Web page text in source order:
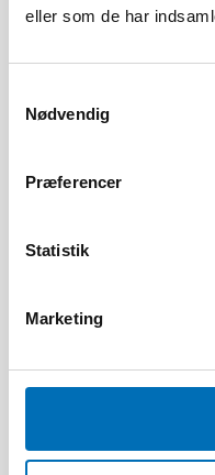
eller som de har
Nødvendig
Præferencer
Statistik
Marketing